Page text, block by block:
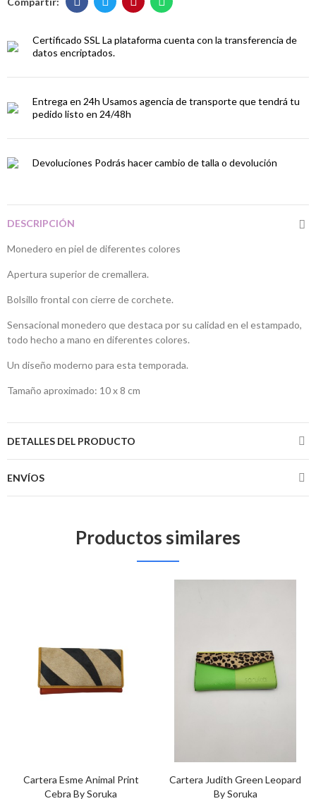
Certificado SSL La plataforma cuenta con la transferencia de
datos encriptados.
Entrega en 24h Usamos agencia de transporte que tendrá tu
pedido listo en 24/48h
Devoluciones Podrás hacer cambio de talla o devolución
DESCRIPCIÓN
Monedero en piel de diferentes colores
Apertura superior de cremallera.
Bolsillo frontal con cierre de corchete.
Sensacional monedero que destaca por su calidad en el estampado,
todo hecho a mano en diferentes colores.
Un diseño moderno para esta temporada.
Tamaño aproximado: 10 x 8 cm
DETALLES DEL PRODUCTO
ENVÍOS
Productos similares
Cartera Esme Animal Print
Cebra By Soruka
Cartera Judith Green Leopard
By Soruka